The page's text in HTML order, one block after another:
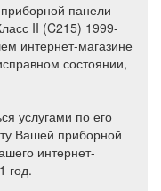
панели
II (C215) 1999-
интернет-магазине
состоянии,
услугами по его
Вашей приборной
интернет-
год.